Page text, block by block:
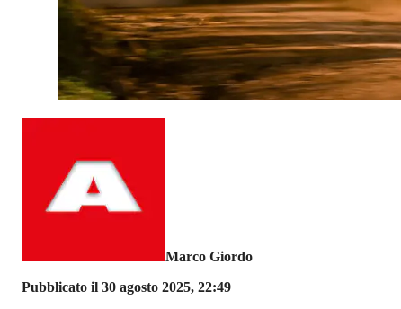
Marco Giordo
Pubblicato il 30 agosto 2025, 22:49